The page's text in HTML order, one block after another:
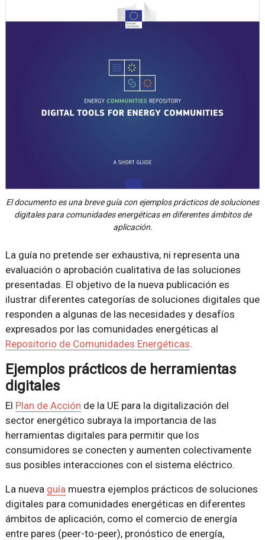
El documento es una breve guía con ejemplos prácticos de soluciones
digitales para comunidades energéticas en diferentes ámbitos de
aplicación.
La guía no pretende ser exhaustiva, ni representa una
evaluación o aprobación cualitativa de las soluciones
presentadas. El objetivo de la nueva publicación es
ilustrar diferentes categorías de soluciones digitales que
responden a algunas de las necesidades y desafíos
expresados ​​por las comunidades energéticas al
Repositorio de Comunidades Energéticas.
Ejemplos prácticos de herramientas
digitales
El Plan de Acción de la UE para la digitalización del
sector energético subraya la importancia de las
herramientas digitales para permitir que los
consumidores se conecten y aumenten colectivamente
sus posibles interacciones con el sistema eléctrico.
La nueva guía muestra ejemplos prácticos de soluciones
digitales para comunidades energéticas en diferentes
ámbitos de aplicación, como el comercio de energía
entre pares (peer-to-peer), pronóstico de energía,